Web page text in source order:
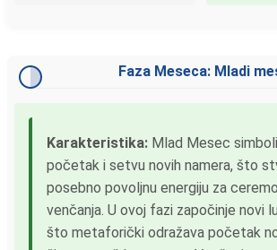
Faza Meseca: Mladi
Karakteristika: Mlad Mesec
početak i setvu novih namera, što
posebno povoljnu energiju za
venčanja. U ovoj fazi započinje novi
što metaforički odražava početak